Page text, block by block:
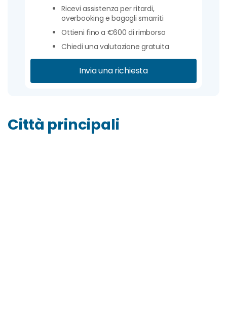
Ricevi assistenza per ritardi,
overbooking e bagagli smarriti
Ottieni fino a €600 di rimborso
Chiedi una valutazione gratuita
Invia una richiesta
Città principali